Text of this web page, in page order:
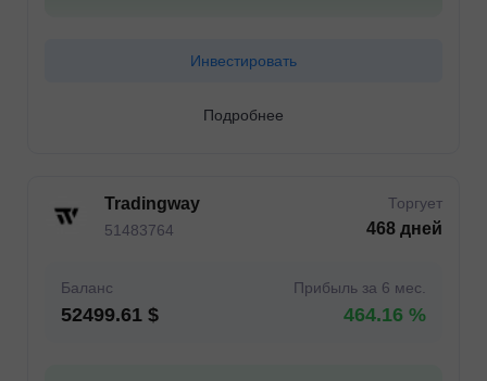
Инвестировать
Подробнее
Tradingway
51483764
Торгует
468 дней
Баланс
52499.61 $
Прибыль за 6 мес.
464.16 %